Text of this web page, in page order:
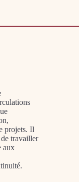
projets. Il
de travailler
aux